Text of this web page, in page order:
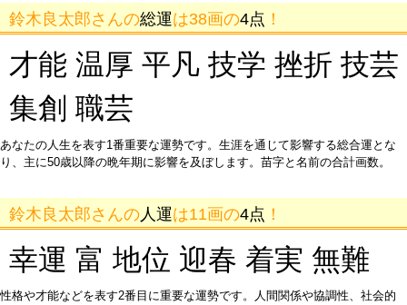
鈴木良太郎さんの総運は38画の4点 ！
才能 温厚 平凡 技学 挫折 技芸
集創 職芸
あなたの人生を表す1番重要な運勢です。生涯を通じて影響する総合運とな
り、主に50歳以降の晩年期に影響を及ぼします。苗字と名前の合計画数。
鈴木良太郎さんの 人運は11画の4点 ！
幸運 富 地位 迎春 着実 無難
性格や才能などを表す2番目に重要な運勢です。人間関係や協調性、社会的